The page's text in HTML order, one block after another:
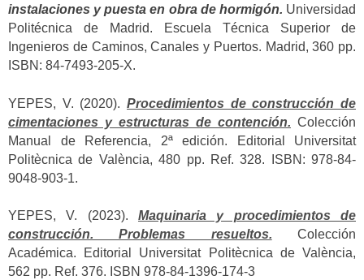
instalaciones y puesta en obra de hormigón. Universidad
Politécnica de Madrid. Escuela Técnica Superior de
Ingenieros de Caminos, Canales y Puertos. Madrid, 360 pp.
ISBN: 84-7493-205-X.
YEPES, V. (2020). Procedimientos de construcción de
cimentaciones y estructuras de contención. Colección
Manual de Referencia, 2ª edición. Editorial Universitat
Politècnica de València, 480 pp. Ref. 328. ISBN: 978-84-
9048-903-1.
YEPES, V. (2023). Maquinaria y procedimientos de
construcción. Problemas resueltos. Colección
Académica. Editorial Universitat Politècnica de València,
562 pp. Ref. 376. ISBN 978-84-1396-174-3